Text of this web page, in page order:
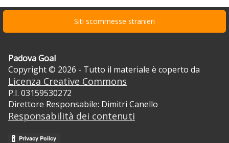
Siti scommesse stranieri
Padova Goal
Copyright © 2026 - Tutto il materiale è coperto da
Licenza Creative Commons
P.I. 03159530272
Direttore Responsabile: Dimitri Canello
Responsabilità dei contenuti